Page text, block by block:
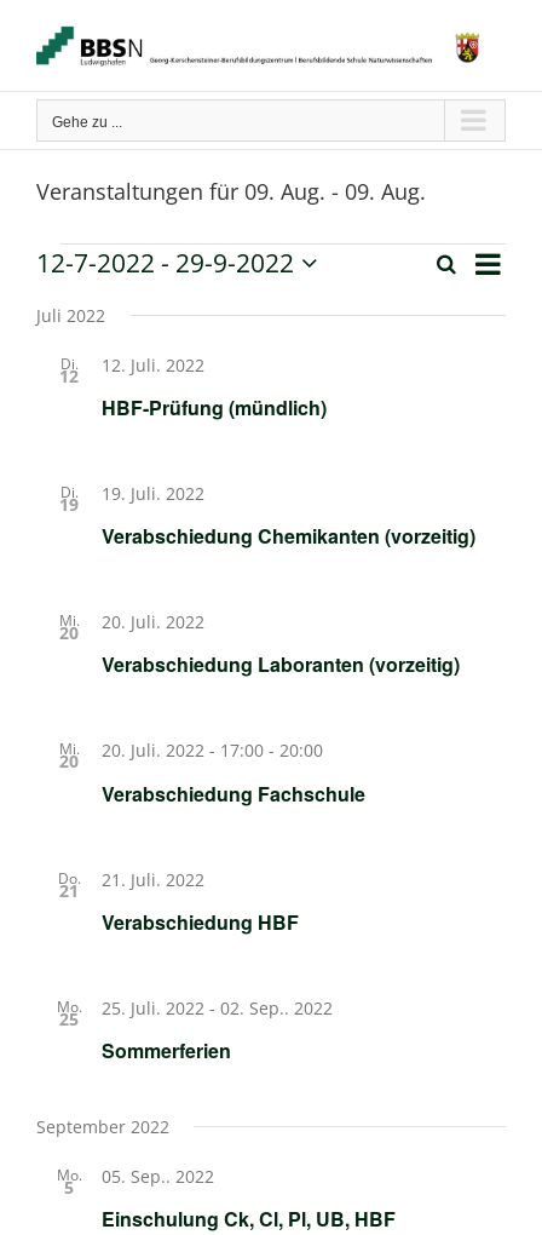
springen
Gehe zu ...
Veranstaltungen für 09. Aug. - 09. Aug.
Veranstaltungen Suche
Liste
12-7-2022 - 29-9-2022
wählen.
Juli 2022
Di.
12
HBF-Prüfung (mündlich)
12. Juli. 2022
Di.
19
Verabschiedung Chemikanten (vorzeitig)
19. Juli. 2022
Mi.
20
Verabschiedung Laboranten (vorzeitig)
20. Juli. 2022
Mi.
20
Verabschiedung Fachschule
20. Juli. 2022 - 17:00 - 20:00
Do.
21
Verabschiedung HBF
21. Juli. 2022
Mo.
25
Sommerferien
25. Juli. 2022 - 02. Sep.. 2022
September 2022
Mo.
5
Einschulung Ck, Cl, Pl, UB, HBF
05. Sep.. 2022